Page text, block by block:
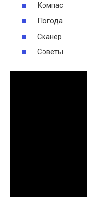
Компас
Погода
Сканер
Советы